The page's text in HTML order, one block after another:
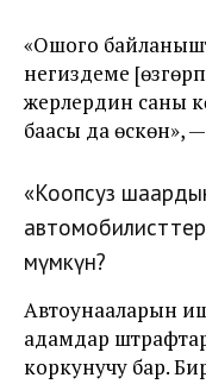
«Ошого
негиздеме
жерлердин саны
баасы да өскөн»,
«Коопсуз
мүмкүн?
Автоунааларын
адамдар
коркунучу бар.